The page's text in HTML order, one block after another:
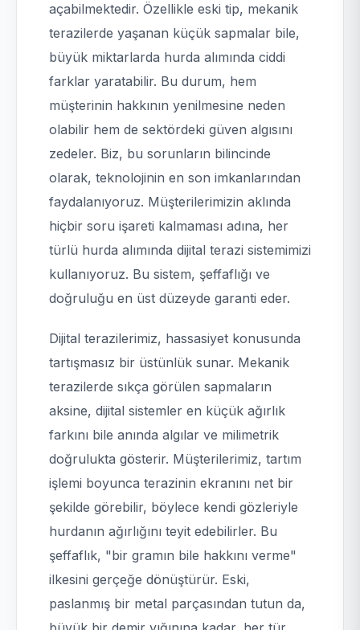
açabilmektedir. Özellikle eski tip, mekanik
terazilerde yaşanan küçük sapmalar bile,
büyük miktarlarda hurda alımında ciddi
farklar yaratabilir. Bu durum, hem
müşterinin hakkının yenilmesine neden
olabilir hem de sektördeki güven algısını
zedeler. Biz, bu sorunların bilincinde
olarak, teknolojinin en son imkanlarından
faydalanıyoruz. Müşterilerimizin aklında
hiçbir soru işareti kalmaması adına, her
türlü hurda alımında dijital terazi sistemimizi
kullanıyoruz. Bu sistem, şeffaflığı ve
doğruluğu en üst düzeyde garanti eder.
Dijital terazilerimiz, hassasiyet konusunda
tartışmasız bir üstünlük sunar. Mekanik
terazilerde sıkça görülen sapmaların
aksine, dijital sistemler en küçük ağırlık
farkını bile anında algılar ve milimetrik
doğrulukta gösterir. Müşterilerimiz, tartım
işlemi boyunca terazinin ekranını net bir
şekilde görebilir, böylece kendi gözleriyle
hurdanın ağırlığını teyit edebilirler. Bu
şeffaflık, "bir gramın bile hakkını verme"
ilkesini gerçeğe dönüştürür. Eski,
paslanmış bir metal parçasından tutun da,